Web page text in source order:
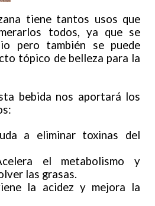
tiene tantos usos que
todos, ya que se
pero también se puede
tópico de belleza para la
bebida nos aportará los
a eliminar toxinas del
el metabolismo y
las grasas.
la acidez y mejora la